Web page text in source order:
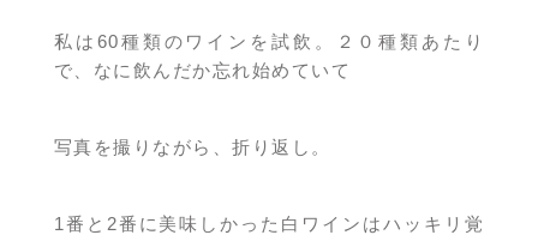
私は60種類のワインを試飲。２０種類あたり
で、なに飲んだか忘れ始めていて
写真を撮りながら、折り返し。
1番と2番に美味しかった白ワインはハッキリ覚